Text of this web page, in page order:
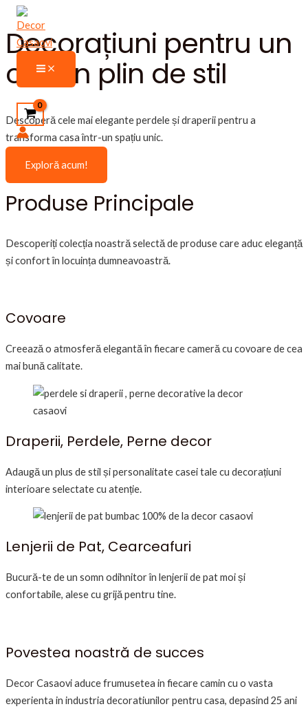
Skip
content
Main
Decorațiuni pentru un
cămin plin de stil
Descoperă cele mai elegante perdele și draperii pentru a
transforma casa într-un spațiu unic.
Exploră acum!
Produse Principale
Descoperiți colecția noastră selectă de produse care aduc eleganță
și confort în locuința dumneavoastră.
Covoare
Creează o atmosferă elegantă în fiecare cameră cu covoare de cea
mai bună calitate.
Draperii, Perdele, Perne decor
Adaugă un plus de stil și personalitate casei tale cu decorațiuni
interioare selectate cu atenție.
Lenjerii de Pat, Cearceafuri
Bucură-te de un somn odihnitor în lenjerii de pat moi și
confortabile, alese cu grijă pentru tine.
Povestea noastră de succes
Decor Casaovi aduce frumusetea in fiecare camin cu o vasta
experienta in industria decoratiunilor pentru casa, depasind 25 ani